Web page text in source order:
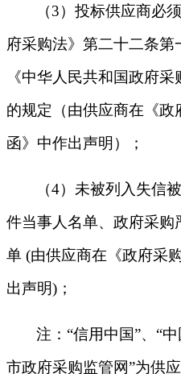
（3）投标供应商必
府采购法》第二十二条第
《中华人民共和国政府
的规定（由供应商在《
函》中作出声明）；
（4）未被列入失信
件当事人名单、政府采购
单 (由供应商在《政府采
出声明)；
注： “信用中国”、“
市政府采购监管网”为供